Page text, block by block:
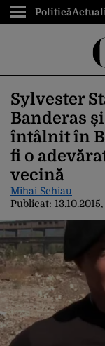
Politică
Sylvester
Banderas
întâlnit în
fi o
vecină
Mihai Schiau
Publicat: